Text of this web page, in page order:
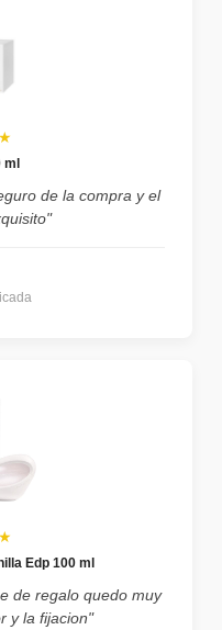
de la compra y el
Edp 100 ml
de regalo quedo muy
y la fijacion"